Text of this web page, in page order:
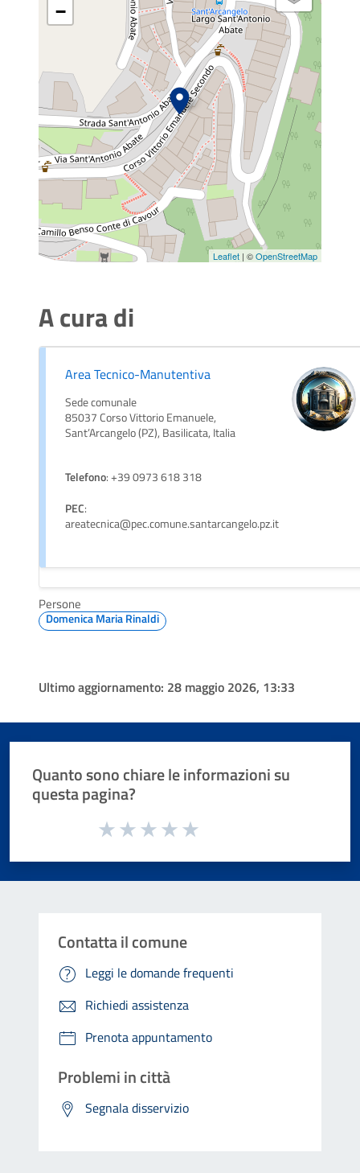
−
Leaflet | ©OpenStreetMap
A cura di
Area Tecnico-Manutentiva
Sede comunale
85037 Corso Vittorio Emanuele,
Sant’Arcangelo (PZ), Basilicata, Italia
Telefono: +39 0973 618 318
PEC:
areatecnica@pec.comune.santarcangelo.pz.it
Persone
Domenica Maria Rinaldi
Ultimo aggiornamento: 28 maggio 2026, 13:33
Quanto sono chiare le informazioni su
questa pagina?
Valuta da 1 a 5 stelle la pagina
Contatta il comune
Leggi le domande frequenti
Richiedi assistenza
Prenota appuntamento
Problemi in città
Segnala disservizio